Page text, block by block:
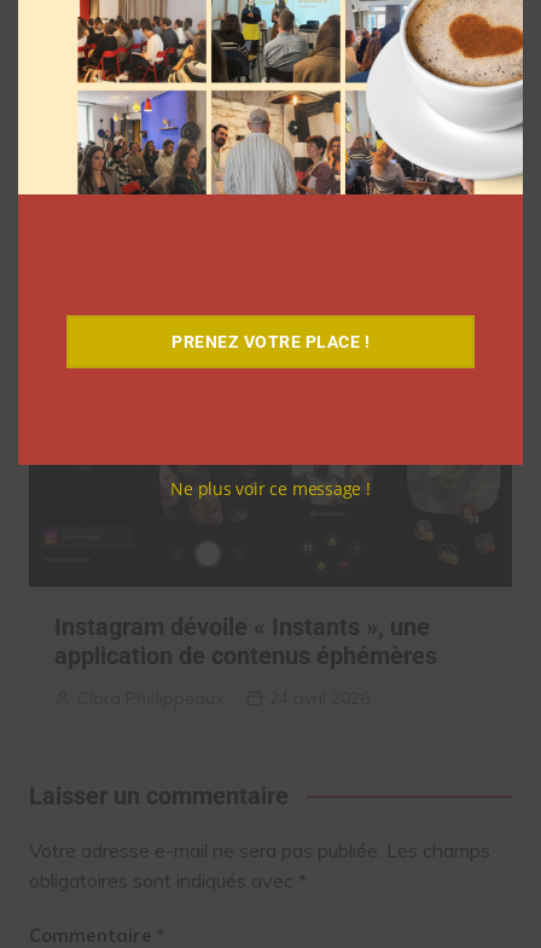
5 formats à découvrir sur les réseaux
Instagram dévoile « Instants », une
application de contenus éphémères
Laisser un commentaire
Votre adresse e-mail ne sera pas publiée. Les champs
obligatoires sont indiqués avec *
Commentaire *
PRENEZ VOTRE PLACE !
Ne plus voir ce message !